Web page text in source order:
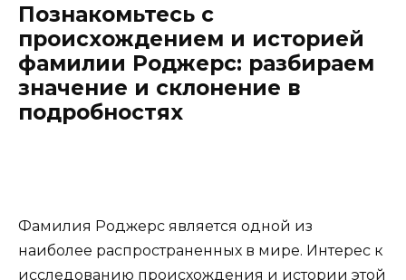
Познакомьтесь с
происхождением и историей
фамилии Роджерс: разбираем
значение и склонение в
подробностях
Фамилия Роджерс является одной из
наиболее распространенных в мире. Интерес к
исследованию происхождения и истории этой